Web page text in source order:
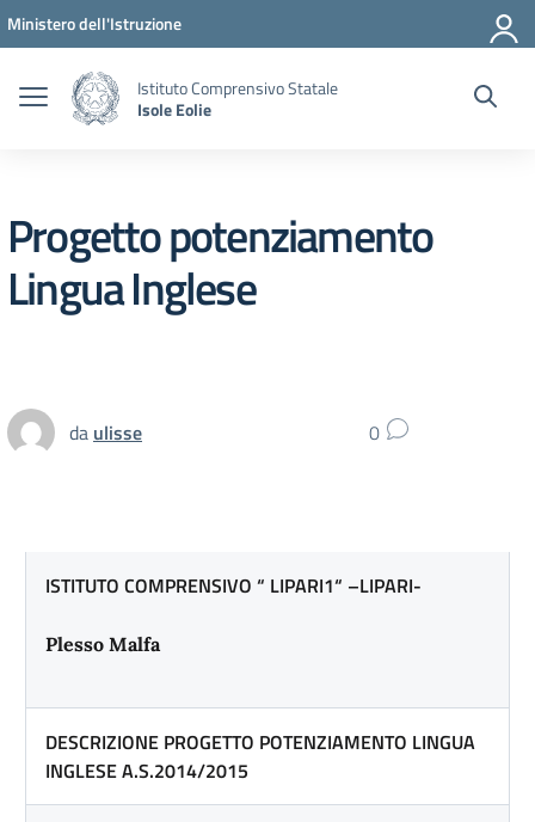
Vai ai contenuti
Vai al menu di navigazione
Vai al footer
Ministero dell'Istruzione
Istituto Comprensivo Statale
Isole Eolie
Progetto potenziamento
Lingua Inglese
da ulisse 0
ISTITUTO COMPRENSIVO “ LIPARI1“ –LIPARI-
Plesso Malfa
DESCRIZIONE PROGETTO POTENZIAMENTO LINGUA
INGLESE A.S.2014/2015